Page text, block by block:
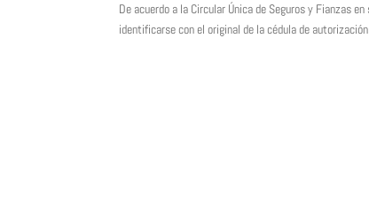
De acuerdo a la Circular Única de Seguros y Fianzas
identificarse con el original de la cédula de